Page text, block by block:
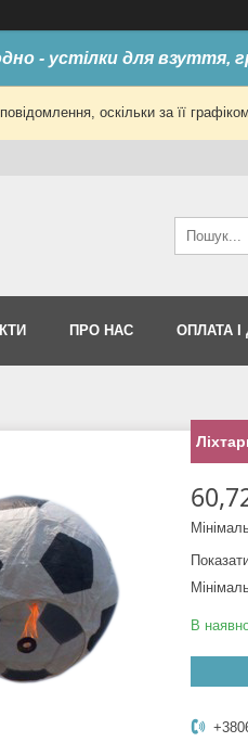
- устілки для взуття,
оскільки за її
ПРО НАС ОПЛАТА
В